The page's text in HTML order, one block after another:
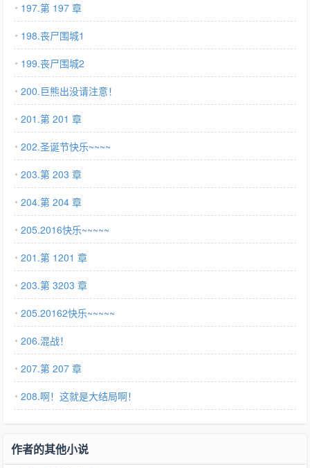
197.第 197 章
198.丧尸围城1
199.丧尸围城2
200.巨熊出没请注意！
201.第 201 章
202.圣诞节快乐~~~~
203.第 203 章
204.第 204 章
205.2016快乐~~~~~
201.第 1201 章
203.第 3203 章
205.20162快乐~~~~~
206.混战！
207.第 207 章
208.啊！这就是大结局啊！
作者的其他小说